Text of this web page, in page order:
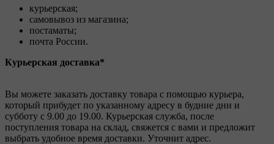
курьерская;
самовывоз из магазина;
постаматы;
почта России.
Курьерская доставка*
Вы можете заказать доставку товара с помощью курьера,
который прибудет по указанному адресу в будние дни и
субботу с 9.00 до 19.00. Курьерская служба, после
поступления товара на склад, свяжется с вами и предложит
выбрать удобное время доставки. Уточнит адрес.